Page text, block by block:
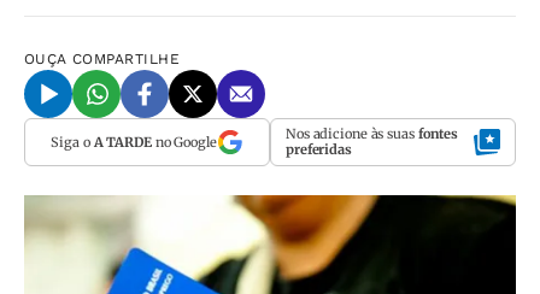
OUÇA COMPARTILHE
Siga o A TARDEno Google Nos adicione às suas fontes
preferidas